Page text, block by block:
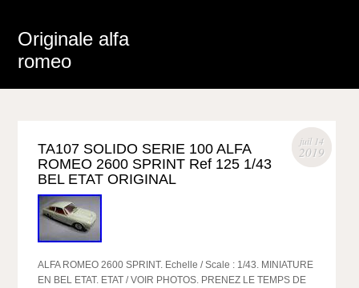
Originale alfa
romeo
juil 14
2019
TA107 SOLIDO SERIE 100 ALFA
ROMEO 2600 SPRINT Ref 125 1/43
BEL ETAT ORIGINAL
ALFA ROMEO 2600 SPRINT. Echelle / Scale : 1/43. MINIATURE
EN BEL ETAT. ETAT / VOIR PHOTOS. PRENEZ LE TEMPS DE